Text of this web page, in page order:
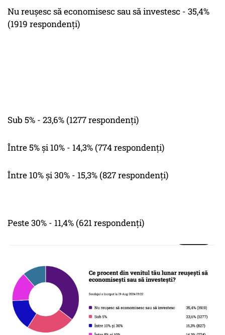
Nu reușesc să economisesc sau să investesc - 35,4%
(1919 respondenți)
Sub 5% - 23,6% (1277 respondenți)
Între 5% și 10% - 14,3% (774 respondenți)
Între 10% și 30% - 15,3% (827 respondenți)
Peste 30% - 11,4% (621 respondenți)